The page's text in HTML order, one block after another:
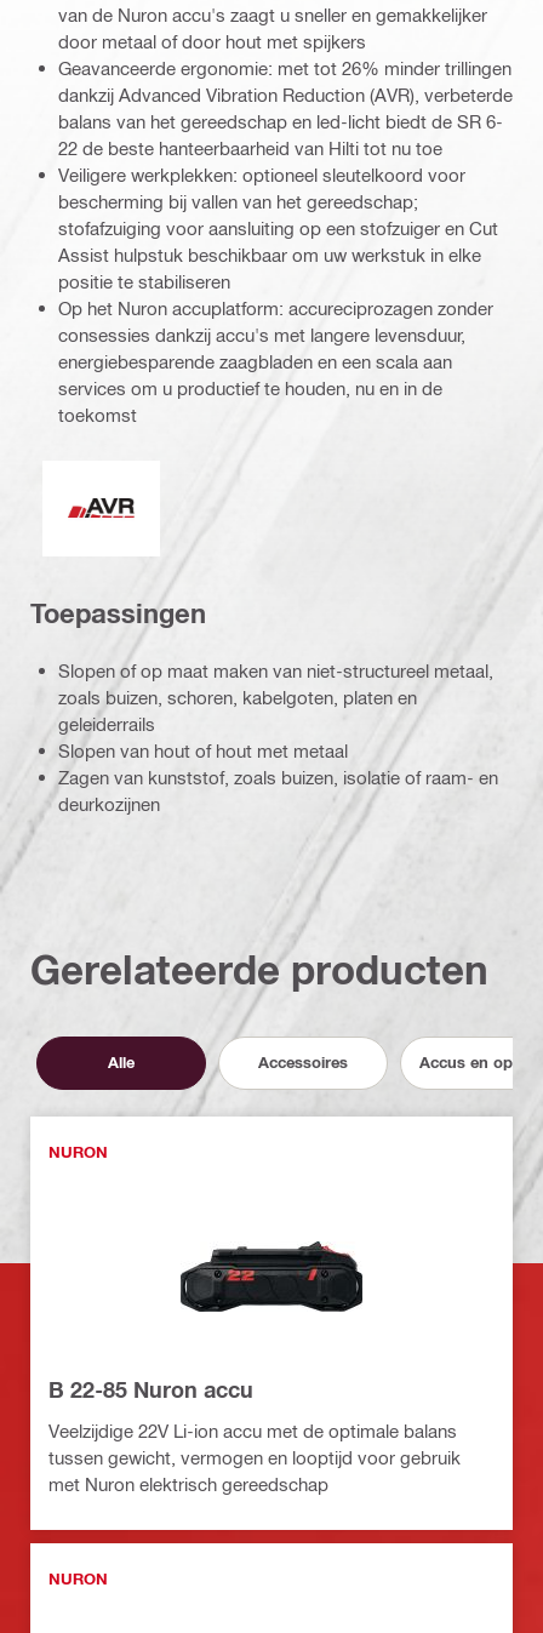
van de Nuron accu's zaagt u sneller en gemakkelijker
door metaal of door hout met spijkers
Geavanceerde ergonomie: met tot 26% minder trillingen
dankzij Advanced Vibration Reduction (AVR), verbeterde
balans van het gereedschap en led-licht biedt de SR 6-
22 de beste hanteerbaarheid van Hilti tot nu toe
Veiligere werkplekken: optioneel sleutelkoord voor
bescherming bij vallen van het gereedschap;
stofafzuiging voor aansluiting op een stofzuiger en Cut
Assist hulpstuk beschikbaar om uw werkstuk in elke
positie te stabiliseren
Op het Nuron accuplatform: accureciprozagen zonder
consessies dankzij accu's met langere levensduur,
energiebesparende zaagbladen en een scala aan
services om u productief te houden, nu en in de
toekomst
Toepassingen
Slopen of op maat maken van niet-structureel metaal,
zoals buizen, schoren, kabelgoten, platen en
geleiderrails
Slopen van hout of hout met metaal
Zagen van kunststof, zoals buizen, isolatie of raam- en
deurkozijnen
Gerelateerde producten
Alle Accessoires Accus en
NURON
B 22-85 Nuron accu
Veelzijdige 22V Li-ion accu met de optimale balans
tussen gewicht, vermogen en looptijd voor gebruik
met Nuron elektrisch gereedschap
NURON